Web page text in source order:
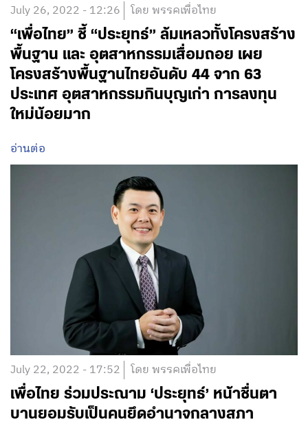
July 26, 2022 - 12:26 โดย พรรคเพื่อไทย
“เพื่อไทย” ชี้ “ประยุทธ์” ล้มเหลวทั้งโครงสร้าง
พื้นฐาน และ อุตสาหกรรมเสื่อมถอย เผย
โครงสร้างพื้นฐานไทยอันดับ 44 จาก 63
ประเทศ อุตสาหกรรมกินบุญเก่า การลงทุน
ใหม่น้อยมาก
อ่านต่อ
July 22, 2022 - 17:52 โดย พรรคเพื่อไทย
เพื่อไทย ร่วมประณาม ‘ประยุทธ์’ หน้าชื่นตา
บานยอมรับเป็นคนยึดอำนาจกลางสภา